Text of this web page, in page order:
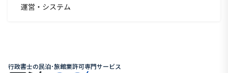
運営・システム
行政書士の民泊･旅館業許可専門サービス